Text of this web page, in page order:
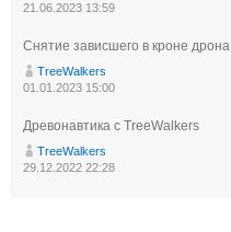
21.06.2023 13:59
Снятие зависшего в кроне дрона
TreeWalkers
01.01.2023 15:00
Древонавтика с TreeWalkers
TreeWalkers
29.12.2022 22:28